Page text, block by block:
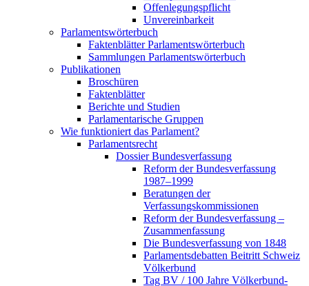
Offenlegungspflicht
Unvereinbarkeit
Parlamentswörterbuch
Faktenblätter Parlamentswörterbuch
Sammlungen Parlamentswörterbuch
Publikationen
Broschüren
Faktenblätter
Berichte und Studien
Parlamentarische Gruppen
Wie funktioniert das Parlament?
Parlamentsrecht
Dossier Bundesverfassung
Reform der Bundesverfassung
1987–1999
Beratungen der
Verfassungskommissionen
Reform der Bundesverfassung –
Zusammenfassung
Die Bundesverfassung von 1848
Parlamentsdebatten Beitritt Schweiz
Völkerbund
Tag BV / 100 Jahre Völkerbund-